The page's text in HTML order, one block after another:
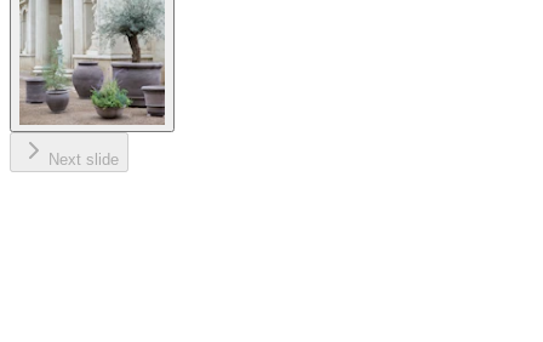
Next slide